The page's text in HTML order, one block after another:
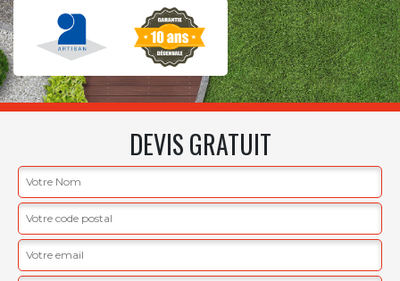
DEVIS GRATUIT